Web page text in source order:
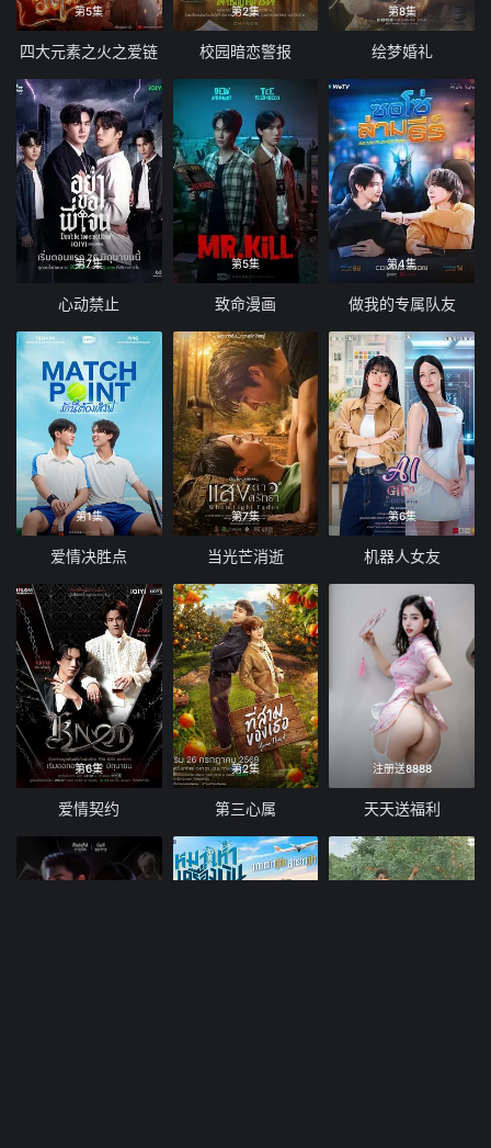
第5集
四大元素之火之爱链
第2集
校园暗恋警报
第8集
绘梦婚礼
第7集
心动禁止
第5集
致命漫画
第4集
做我的专属队友
第1集
爱情决胜点
第7集
当光芒消逝
第6集
机器人女友
第6集
爱情契约
第2集
第三心属
注册送8888
天天送福利